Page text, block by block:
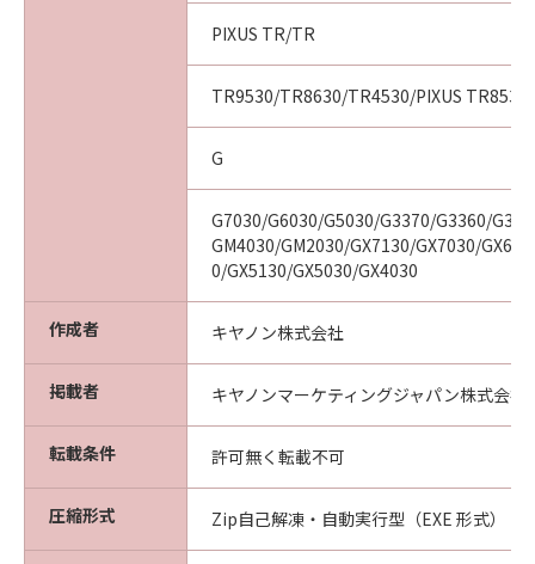
PIXUS TR/TR
TR9530/TR8630/TR4530/PIXUS
G
G7030/G6030/G5030/G3370/G3360/
GM4030/GM2030/GX7130/GX7030/
0/GX5130/GX5030/GX4030
作成者 キヤノン株式会社
掲載者 キヤノンマーケティングジャパン株式会社
転載条件 許可無く転載不可
圧縮形式 Zip自己解凍・自動実行型（EXE 形式）